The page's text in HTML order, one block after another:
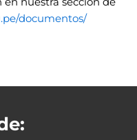
documentos/